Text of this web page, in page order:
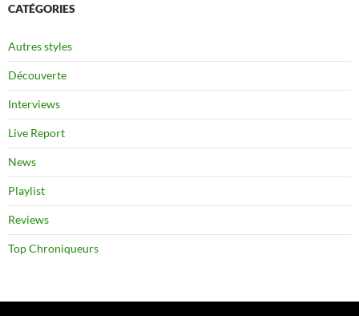
CATÉGORIES
Autres styles
Découverte
Interviews
Live Report
News
Playlist
Reviews
Top Chroniqueurs